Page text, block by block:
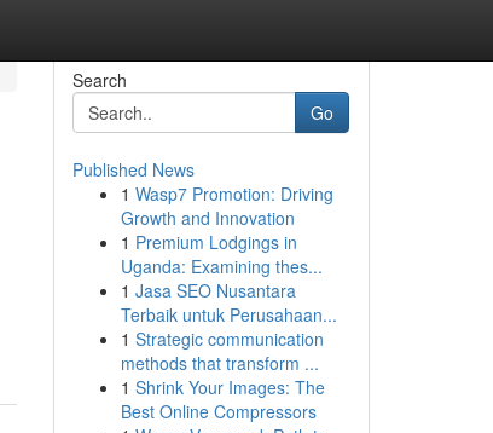
Search
Go
Published News
1 Wasp7 Promotion: Driving
Growth and Innovation
1 Premium Lodgings in
Uganda: Examining thes...
1 Jasa SEO Nusantara
Terbaik untuk Perusahaan...
1 Strategic communication
methods that transform ...
1 Shrink Your Images: The
Best Online Compressors